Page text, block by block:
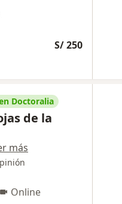
S/ 250
Doctoralia
de la
más
Online